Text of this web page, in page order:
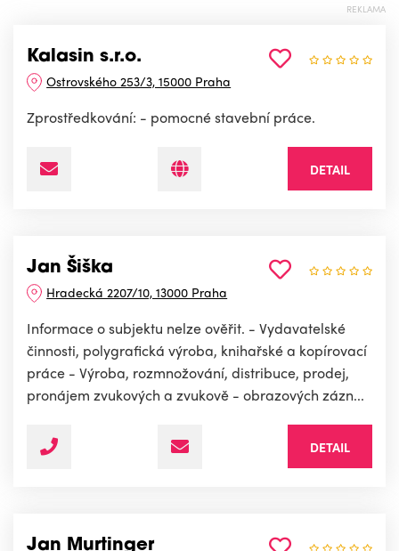
REKLAMA
Kalasin s.r.o.
Ostrovského 253/3, 15000 Praha
Zprostředkování: - pomocné stavební práce.
DETAIL
Jan Šiška
Hradecká 2207/10, 13000 Praha
Informace o subjektu nelze ověřit. - Vydavatelské
činnosti, polygrafická výroba, knihařské a kopírovací
práce - Výroba, rozmnožování, distribuce, prodej,
pronájem zvukových a zvukově - obrazových zázn...
DETAIL
Jan Murtinger